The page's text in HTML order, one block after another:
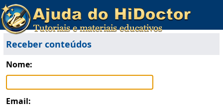
Receber conteúdos
Nome:
Email: